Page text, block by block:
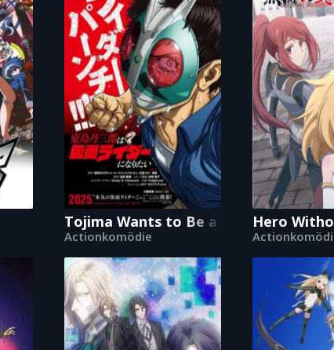
in Another World with Garbage Balancing
Tojima Wants to Be a Kamen Rider
Actionkomödie
Hero